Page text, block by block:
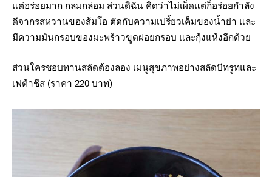
แต่อร่อยมาก กลมกล่อม ส่วนดิฉัน คิดว่าไม่เผ็ดแต่ก็อร่อยกำลัง
ดีจากรสหวานของส้มโอ ตัดกับความเปรี้ยวเค็มของน้ำยำ และ
มีความมันกรอบของมะพร้าวขูดฝอยกรอบ และกุ้งแห้งอีกด้วย
ส่วนใครชอบทานสลัดต้องลอง เมนูสุขภาพอย่างสลัดบีทรูทและ
เฟต้าชีส (ราคา 220 บาท)